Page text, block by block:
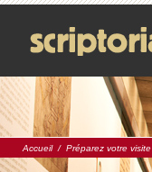
Accueil/ Préparez votre visite